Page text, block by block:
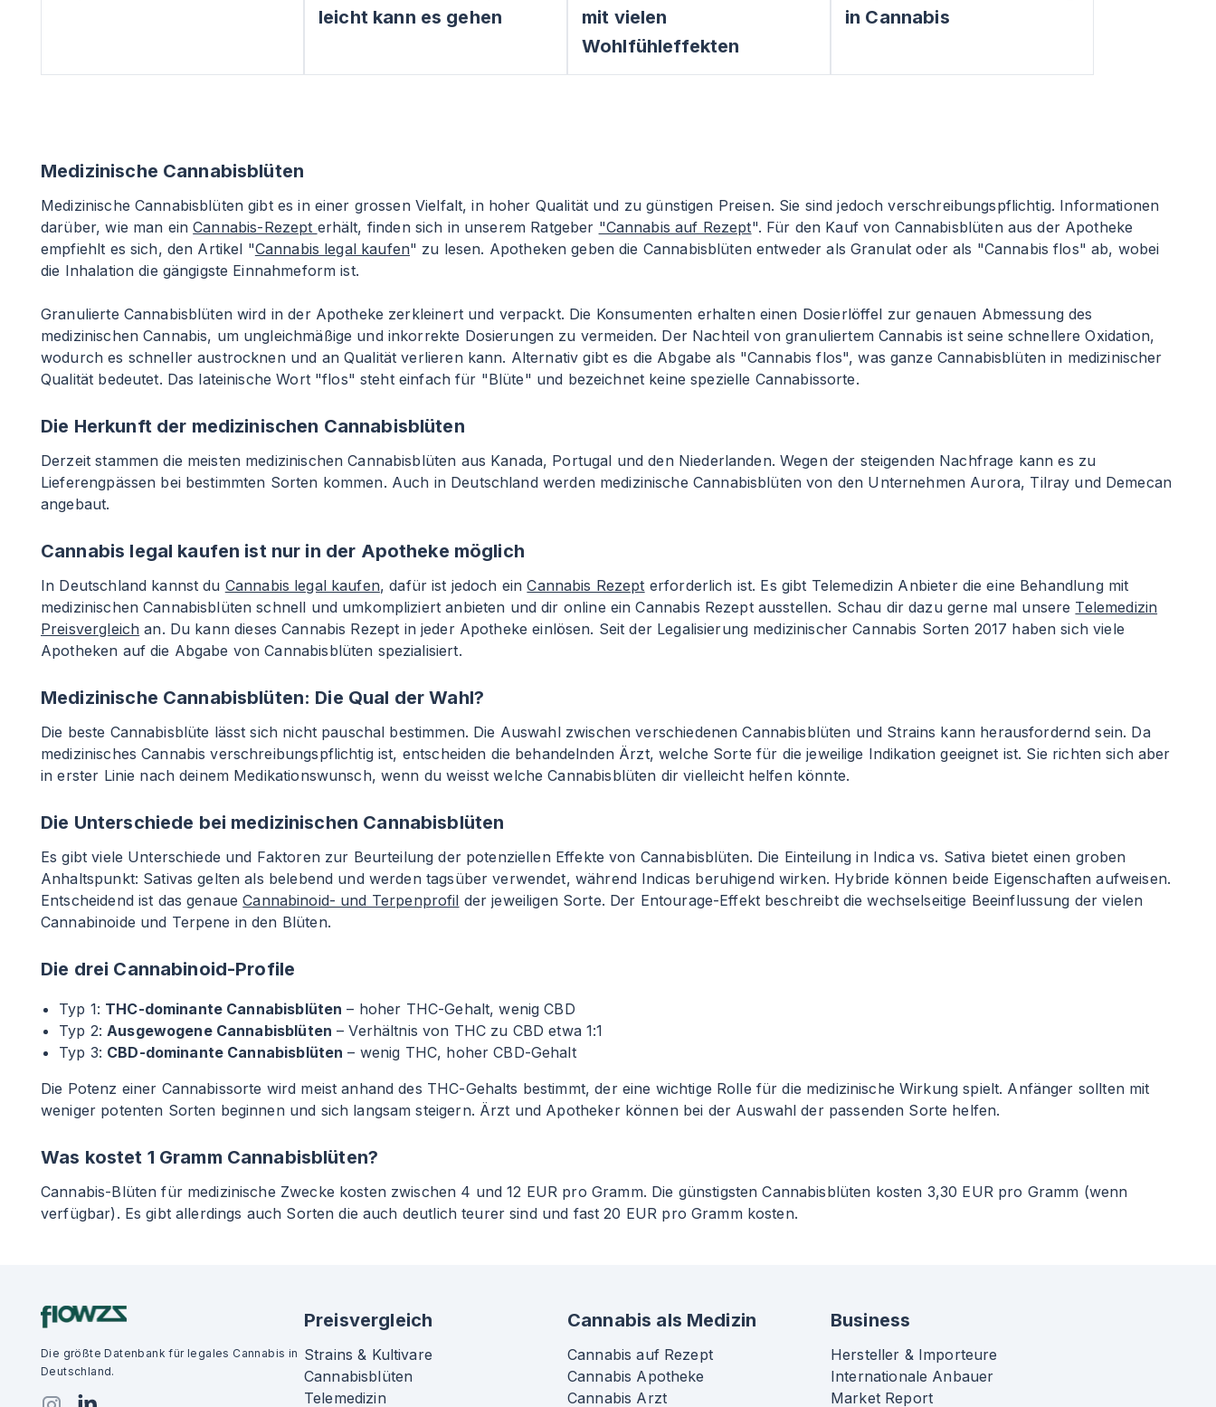
leicht kann es gehen
mit vielen
Wohlfühleffekten
in Cannabis
Medizinische Cannabisblüten
Medizinische Cannabisblüten gibt es in einer grossen Vielfalt, in hoher Qualität und zu günstigen Preisen. Sie sind jedoch verschreibungspflichtig. Informationen
darüber, wie man einCannabis-Rezept erhält, finden sich in unserem Ratgeber "Cannabis auf Rezept". Für den Kauf von Cannabisblüten aus der Apotheke
empfiehlt es sich, den Artikel "Cannabis legal kaufen" zu lesen. Apotheken geben die Cannabisblüten entweder als Granulat oder als "Cannabis flos" ab, wobei
die Inhalation die gängigste Einnahmeform ist.
Granulierte Cannabisblüten wird in der Apotheke zerkleinert und verpackt. Die Konsumenten erhalten einen Dosierlöffel zur genauen Abmessung des
medizinischen Cannabis, um ungleichmäßige und inkorrekte Dosierungen zu vermeiden. Der Nachteil von granuliertem Cannabis ist seine schnellere Oxidation,
wodurch es schneller austrocknen und an Qualität verlieren kann. Alternativ gibt es die Abgabe als "Cannabis flos", was ganze Cannabisblüten in medizinischer
Qualität bedeutet. Das lateinische Wort "flos" steht einfach für "Blüte" und bezeichnet keine spezielle Cannabissorte.
Die Herkunft der medizinischen Cannabisblüten
Derzeit stammen die meisten medizinischen Cannabisblüten aus Kanada, Portugal und den Niederlanden. Wegen der steigenden Nachfrage kann es zu
Lieferengpässen bei bestimmten Sorten kommen. Auch in Deutschland werden medizinische Cannabisblüten von den Unternehmen Aurora, Tilray und Demecan
angebaut.
Cannabis legal kaufen ist nur in der Apotheke möglich
In Deutschland kannst du Cannabis legal kaufen, dafür ist jedoch einCannabis Rezept erforderlich ist. Es gibt Telemedizin Anbieter die eine Behandlung mit
medizinischen Cannabisblüten schnell und umkompliziert anbieten und dir online ein Cannabis Rezept ausstellen. Schau dir dazu gerne mal unsere Telemedizin
Preisvergleich an. Du kann dieses Cannabis Rezept in jeder Apotheke einlösen. Seit der Legalisierung medizinischer Cannabis Sorten 2017 haben sich viele
Apotheken auf die Abgabe von Cannabisblüten spezialisiert.
Medizinische Cannabisblüten: Die Qual der Wahl?
Die beste Cannabisblüte lässt sich nicht pauschal bestimmen. Die Auswahl zwischen verschiedenen Cannabisblüten und Strains kann herausfordernd sein. Da
medizinisches Cannabis verschreibungspflichtig ist, entscheiden die behandelnden Ärzt, welche Sorte für die jeweilige Indikation geeignet ist. Sie richten sich aber
in erster Linie nach deinem Medikationswunsch, wenn du weisst welche Cannabisblüten dir vielleicht helfen könnte.
Die Unterschiede bei medizinischen Cannabisblüten
Es gibt viele Unterschiede und Faktoren zur Beurteilung der potenziellen Effekte von Cannabisblüten. Die Einteilung in Indica vs. Sativa bietet einen groben
Anhaltspunkt: Sativas gelten als belebend und werden tagsüber verwendet, während Indicas beruhigend wirken. Hybride können beide Eigenschaften aufweisen.
Entscheidend ist das genaueCannabinoid- und Terpenprofil der jeweiligen Sorte. Der Entourage-Effekt beschreibt die wechselseitige Beeinflussung der vielen
Cannabinoide und Terpene in den Blüten.
Die drei Cannabinoid-Profile
Typ 1: THC-dominante Cannabisblüten – hoher THC-Gehalt, wenig CBD
Typ 2:Ausgewogene Cannabisblüten – Verhältnis von THC zu CBD etwa 1:1
Typ 3: CBD-dominante Cannabisblüten – wenig THC, hoher CBD-Gehalt
Die Potenz einer Cannabissorte wird meist anhand des THC-Gehalts bestimmt, der eine wichtige Rolle für die medizinische Wirkung spielt. Anfänger sollten mit
weniger potenten Sorten beginnen und sich langsam steigern. Ärzt und Apotheker können bei der Auswahl der passenden Sorte helfen.
Was kostet 1 Gramm Cannabisblüten?
Cannabis-Blüten für medizinische Zwecke kosten zwischen 4 und 12 EUR pro Gramm. Die günstigsten Cannabisblüten kosten 3,30 EUR pro Gramm (wenn
verfügbar). Es gibt allerdings auch Sorten die auch deutlich teurer sind und fast 20 EUR pro Gramm kosten.
Die größte Datenbank für legales Cannabis in
Deutschland.
Preisvergleich
Strains & Kultivare
Cannabisblüten
Telemedizin
Cannabis als Medizin
Cannabis auf Rezept
Cannabis Apotheke
Cannabis Arzt
Business
Hersteller & Importeure
Internationale Anbauer
Market Report